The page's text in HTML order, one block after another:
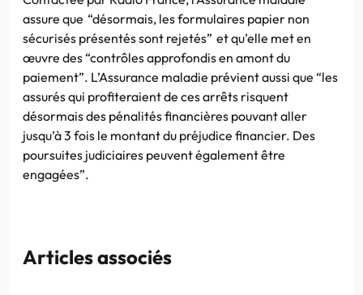
assure que “désormais, les formulaires papier non
sécurisés présentés sont rejetés” et qu’elle met en
œuvre des “contrôles approfondis en amont du
paiement”. L’Assurance maladie prévient aussi que “les
assurés qui profiteraient de ces arrêts risquent
désormais des pénalités financières pouvant aller
jusqu’à 3 fois le montant du préjudice financier. Des
poursuites judiciaires peuvent également être
engagées”.
Articles associés